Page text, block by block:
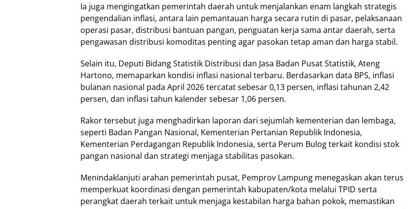
Ia juga mengingatkan pemerintah daerah untuk menjalankan enam langkah strategis
pengendalian inflasi, antara lain pemantauan harga secara rutin di pasar, pelaksanaan
operasi pasar, distribusi bantuan pangan, penguatan kerja sama antar daerah, serta
pengawasan distribusi komoditas penting agar pasokan tetap aman dan harga stabil.
Selain itu, Deputi Bidang Statistik Distribusi dan Jasa Badan Pusat Statistik, Ateng
Hartono, memaparkan kondisi inflasi nasional terbaru. Berdasarkan data BPS, inflasi
bulanan nasional pada April 2026 tercatat sebesar 0,13 persen, inflasi tahunan 2,42
persen, dan inflasi tahun kalender sebesar 1,06 persen.
Rakor tersebut juga menghadirkan laporan dari sejumlah kementerian dan lembaga,
seperti Badan Pangan Nasional, Kementerian Pertanian Republik Indonesia,
Kementerian Perdagangan Republik Indonesia, serta Perum Bulog terkait kondisi stok
pangan nasional dan strategi menjaga stabilitas pasokan.
Menindaklanjuti arahan pemerintah pusat, Pemprov Lampung menegaskan akan terus
memperkuat koordinasi dengan pemerintah kabupaten/kota melalui TPID serta
perangkat daerah terkait untuk menjaga kestabilan harga bahan pokok, memastikan